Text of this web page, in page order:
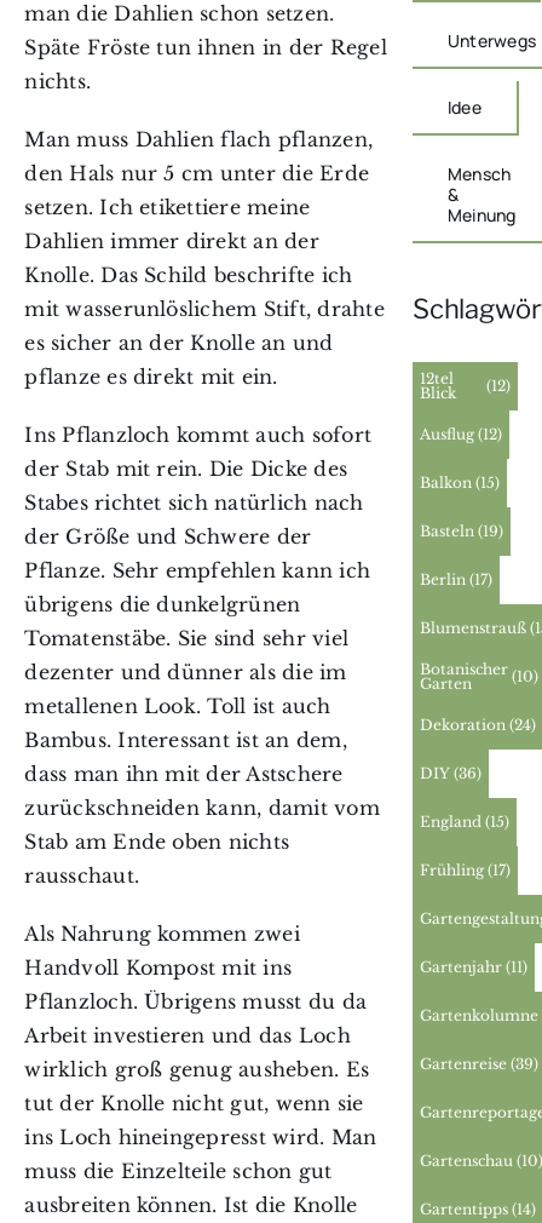
man die Dahlien schon setzen.
Späte Fröste tun ihnen in der Regel
nichts.
Man muss Dahlien flach pflanzen,
den Hals nur 5 cm unter die Erde
setzen. Ich etikettiere meine
Dahlien immer direkt an der
Knolle. Das Schild beschrifte ich
mit wasserunlöslichem Stift, drahte
es sicher an der Knolle an und
pflanze es direkt mit ein.
Ins Pflanzloch kommt auch sofort
der Stab mit rein. Die Dicke des
Stabes richtet sich natürlich nach
der Größe und Schwere der
Pflanze. Sehr empfehlen kann ich
übrigens die dunkelgrünen
Tomatenstäbe. Sie sind sehr viel
dezenter und dünner als die im
metallenen Look. Toll ist auch
Bambus. Interessant ist an dem,
dass man ihn mit der Astschere
zurückschneiden kann, damit vom
Stab am Ende oben nichts
rausschaut.
Als Nahrung kommen zwei
Handvoll Kompost mit ins
Pflanzloch. Übrigens musst du da
Arbeit investieren und das Loch
wirklich groß genug ausheben. Es
tut der Knolle nicht gut, wenn sie
ins Loch hineingepresst wird. Man
muss die Einzelteile schon gut
ausbreiten können. Ist die Knolle
Unterwegs
Idee
Mensch
&
Meinung
12tel
Blick
(12)
Ausflug (12)
Balkon (15)
Basteln (19)
Berlin (17)
Blumenstrauß
Botanischer
Garten
(10)
Dekoration (24)
DIY (36)
England (15)
Frühling (17)
Gartenjahr (11)
Gartenkolumne
Gartenreise (39)
Gartenschau
Gartentipps (14)